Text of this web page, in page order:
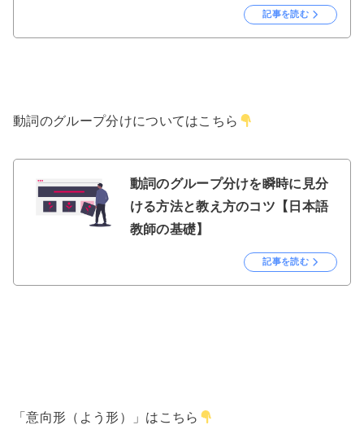
記事を読む
動詞のグループ分けについてはこちら
動詞のグループ分けを瞬時に見分
ける方法と教え方のコツ【日本語
教師の基礎】
記事を読む
「意向形（よう形）」はこちら